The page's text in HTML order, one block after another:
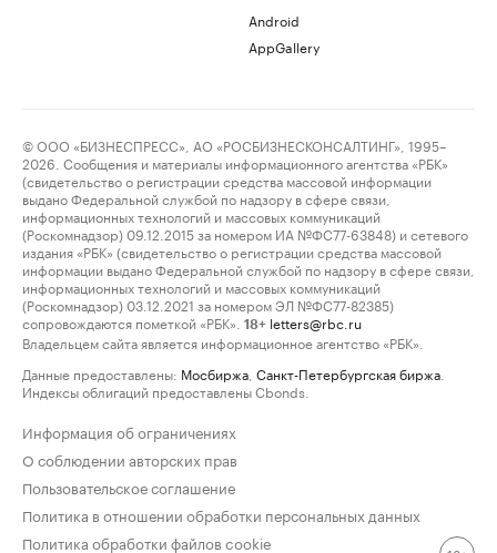
Android
AppGallery
© ООО «БИЗНЕСПРЕСС», АО «РОСБИЗНЕСКОНСАЛТИНГ», 1995–
2026. Сообщения и материалы информационного агентства «РБК»
(свидетельство о регистрации средства массовой информации
выдано Федеральной службой по надзору в сфере связи,
информационных технологий и массовых коммуникаций
(Роскомнадзор) 09.12.2015 за номером ИА №ФС77-63848) и сетевого
издания «РБК» (свидетельство о регистрации средства массовой
информации выдано Федеральной службой по надзору в сфере связи,
информационных технологий и массовых коммуникаций
(Роскомнадзор) 03.12.2021 за номером ЭЛ №ФС77-82385)
сопровождаются пометкой «РБК».
18+ letters@rbc.ru
Владельцем сайта является информационное агентство «РБК».
Данные предоставлены: Мосбиржа Санкт-Петербургская биржа
Индексы облигаций предоставлены Cbonds.
Информация об ограничениях
О соблюдении авторских прав
Пользовательское соглашение
Политика в отношении обработки персональных данных
Политика обработки файлов cookie